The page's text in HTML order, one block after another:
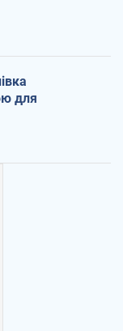
для